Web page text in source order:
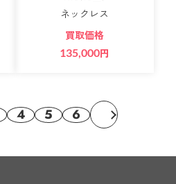
ネックレス
買取価格
135,000円
4 5 6